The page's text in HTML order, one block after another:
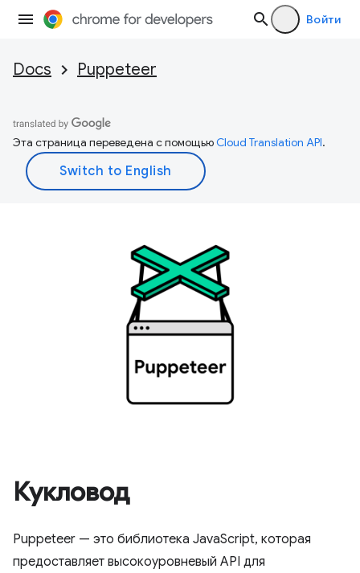
Войти
Docs Puppeteer
Эта страница переведена с помощьюCloud Translation API.
Кукловод
Puppeteer — это библиотека JavaScript, которая
предоставляет высокоуровневый API для